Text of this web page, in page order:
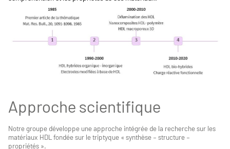
Approche scientifique
Notre groupe développe une approche intégrée de la recherche sur les
matériaux HDL fondée sur le triptyque « synthèse – structure –
propriétés ».